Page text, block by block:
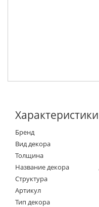
Характеристики
Бренд
Вид декора
Толщина
Название декора
Структура
Артикул
Тип декора